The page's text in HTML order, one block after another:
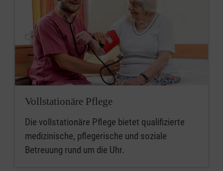
Vollstationäre Pflege
Die vollstationäre Pflege bietet qualifizierte
medizinische, pflegerische und soziale
Betreuung rund um die Uhr.